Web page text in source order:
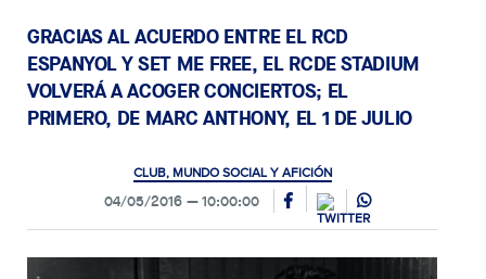
GRACIAS AL ACUERDO ENTRE EL RCD
ESPANYOL Y SET ME FREE, EL RCDE STADIUM
VOLVERÁ A ACOGER CONCIERTOS; EL
PRIMERO, DE MARC ANTHONY, EL 1 DE JULIO
CLUB, MUNDO SOCIAL Y AFICIÓN
04/05/2016 10:00:00